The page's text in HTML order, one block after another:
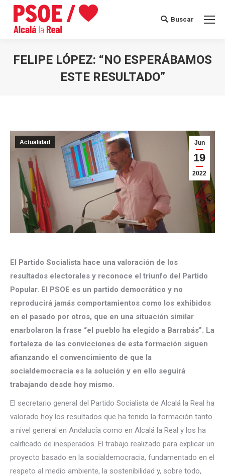
Buscar:
Buscar
FELIPE LÓPEZ: “NO ESPERÁBAMOS
ESTE RESULTADO”
Jun
19
2022
Actualidad
El Partido Socialista hace una valoración de los
resultados electorales y reconoce el triunfo del Partido
Popular. El PSOE es un partido democrático y no
reproducirá jamás comportamientos como los exhibidos
en el pasado por otros, que en una situación similar
enarbolaron la frase “el pueblo ha elegido a Barrabás”. La
fortaleza de las convicciones de esta formación siguen
afianzando el convencimiento de que la
socialdemocracia es la solución y en ello seguirá
trabajando desde hoy mismo.
El secretario general del Partido Socialista de Alcalá la Real ha
valorado hoy los resultados que ha tenido la formación tanto
a nivel general en Andalucía como en Alcalá la Real y los ha
calificado de inesperados. El trabajo realizado para explicar un
proyecto basado en la socialdemocracia, fundamentado en el
respeto al medio ambiente, la sostenibilidad y, sobre todo,